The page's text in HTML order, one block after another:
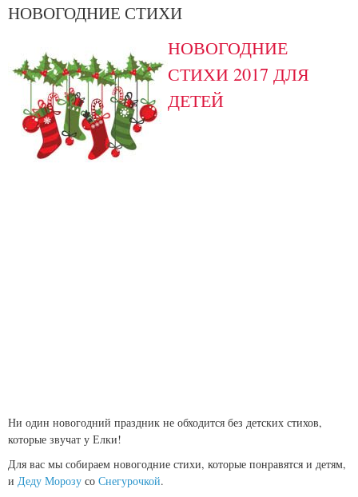
НОВОГОДНИЕ СТИХИ
НОВОГОДНИЕ
СТИХИ 2017 ДЛЯ
ДЕТЕЙ
Ни один новогодний праздник не обходится без детских стихов,
которые звучат у Елки!
Для вас мы собираем новогодние стихи, которые понравятся и детям,
и Деду Морозу со Снегурочкой.